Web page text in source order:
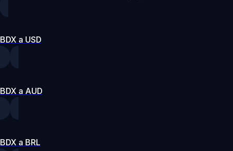
BDX a USD
BDX a AUD
BDX a BRL